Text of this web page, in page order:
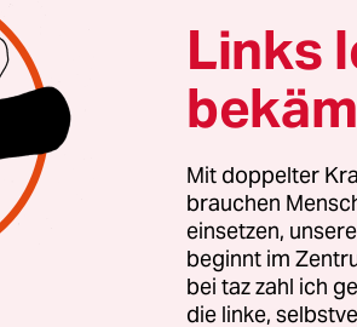
Angaben vom Donnerstag.
des Verfassungsgericht
Regelung rückwirkend seit
rechtliche Sender ist der
Seit 2013 wird er
17,50 Euro pro Monat. Zum
sollen. Den Bedarf
KEF. Es wäre die erste
Links
Mit doppelter
brauchen
einsetzen,
beginnt im
bei taz zahl ich
die linke,